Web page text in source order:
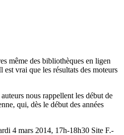
même des bibliothèques en ligen
vrai que les résultats des moteurs
nous rappellent les début de
qui, dès le début des années
4 mars 2014, 17h-18h30 Site F.-